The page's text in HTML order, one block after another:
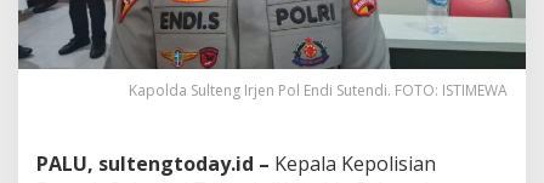
Kapolda Sulteng Irjen Pol Endi Sutendi. FOTO: ISTIMEWA
PALU, sultengtoday.id – Kepala Kepolisian